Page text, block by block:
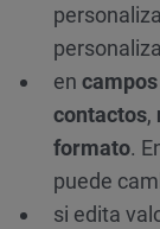
en
contactos,
formato.
puede
si edita